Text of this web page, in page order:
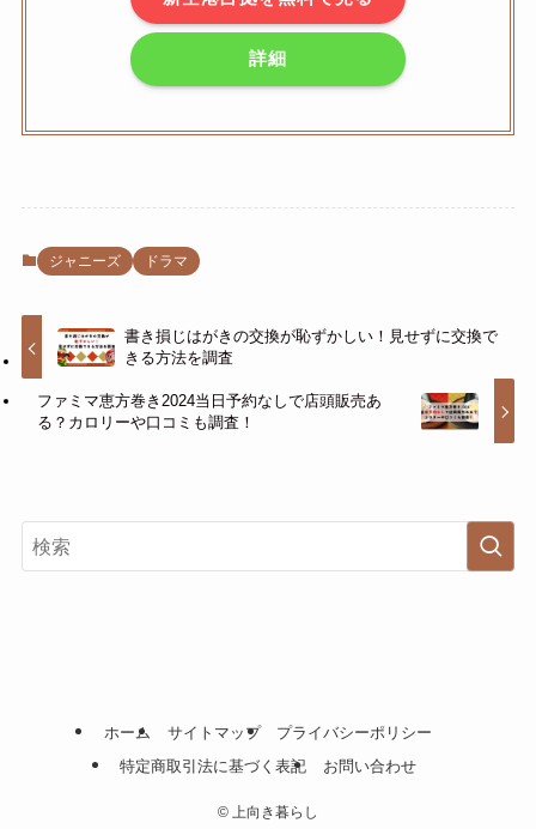
詳細
ジャニーズ ドラマ
書き損じはがきの交換が恥ずかしい！見せずに交換で
きる方法を調査
ファミマ恵方巻き2024当日予約なしで店頭販売あ
る？カロリーや口コミも調査！
ホーム サイトマップ
プライバシーポリシー
特定商取引法に基づく表記
お問い合わせ
© 上向き暮らし